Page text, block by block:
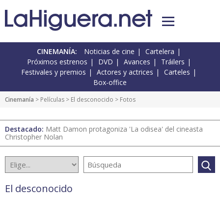
CINEMANÍA: Noticias de cine
Cartelera
Próximos estrenos
DVD Avances
Tráilers
Festivales y premios
Actores y actrices
Carteles
Box-office
Cinemanía > Películas > El desconocido > Fotos
Destacado: Matt Damon protagoniza 'La odisea' del cineasta
Christopher Nolan
El desconocido